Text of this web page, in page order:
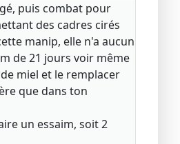
puis combat pour
des cadres cirés
manip, elle n'a aucun
de 21 jours voir même
miel et le remplacer
que dans ton
un essaim, soit 2